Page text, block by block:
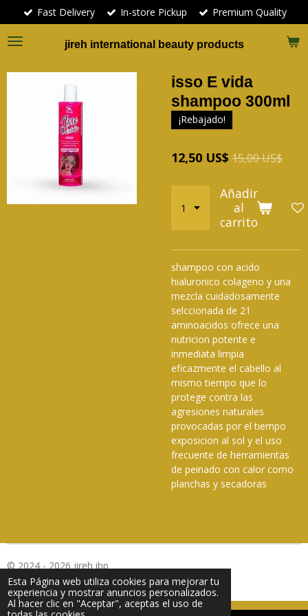
Esta Página web utiliza cookies para mejorar tu
experiencia y mostrar anuncios personalizados.
Al hacer clic en "Aceptar", aceptas el uso de
al
contenido
jireh international beauty products
Fast Delivery In-store Pickup Premium Quality
isso E vida
shampoo 300ml
¡Rebajado!
12,50 US$ 15,00 US$
Añadir
al
carrito
shampoo con acido
hialuronico colageno y una
mezcla cuidadosamente
selccionada de 21
aminoacidos ofrece una
nutricion potente e
inmediata limpia
eficazmente el cabello al
mismo tiempo que lo
protege contra las
agresiones naturales
provocadas por el tiempo
exposicion al sol y el uso
frecuente de herramientas
de peinado con calor como
planchas y secadoras
© 2024 - 2026 jireh ibp
Con la tecnología deWebador